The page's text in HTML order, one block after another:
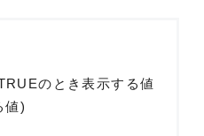
のとき表示する値
値)